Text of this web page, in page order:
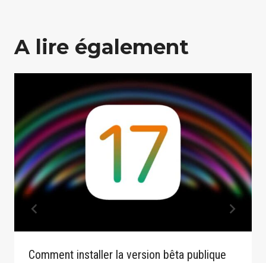
A lire également
Comment installer la version bêta publique